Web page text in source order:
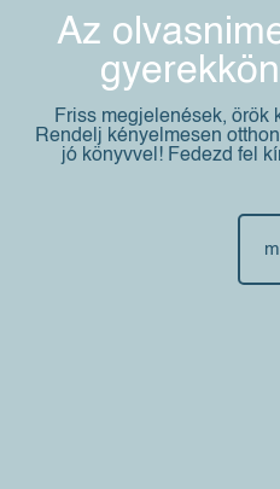
Az
Friss megjelenések, örök
Rendelj kényelmesen
jó könyvvel! Fedezd fel